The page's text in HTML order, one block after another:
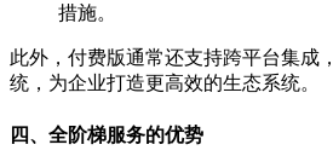
措施。
此外，付费版通常还支持跨平台集成
统，为企业打造更高效的生态系统。
四、全阶梯服务的优势